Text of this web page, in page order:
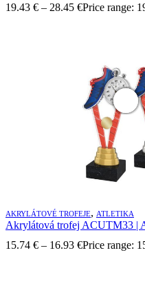
19.43 € – 28.45 €Price range:
AKRYLÁTOVÉ TROFEJE, ATLETIKA
Akrylátová trofej ACUTM33 |
15.74 € – 16.93 €Price range: